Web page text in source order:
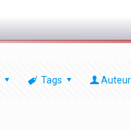
Tags